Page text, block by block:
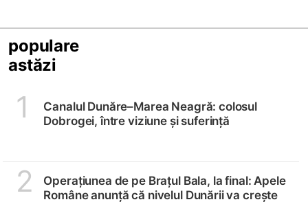
populare
astăzi
1
Canalul Dunăre–Marea Neagră: colosul
Dobrogei, între viziune și suferință
2
Operațiunea de pe Brațul Bala, la final: Apele
Române anunță că nivelul Dunării va crește